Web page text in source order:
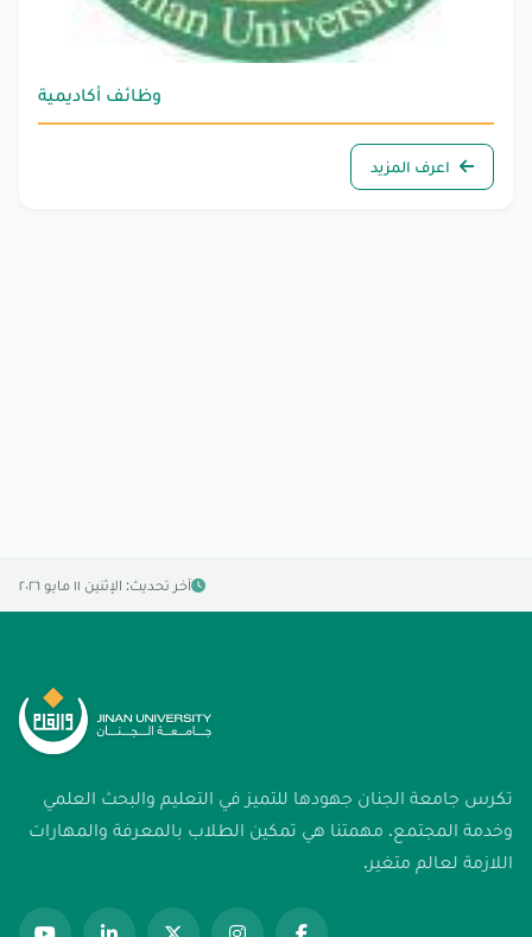
وظائف أكاديمية
اعرف المزيد
آخر تحديث: الإثنين ١١ مايو ٢٠٢٦
تكرس جامعة الجنان جهودها للتميز في التعليم والبحث العلمي
وخدمة المجتمع. مهمتنا هي تمكين الطلاب بالمعرفة والمهارات
اللازمة لعالم متغير.